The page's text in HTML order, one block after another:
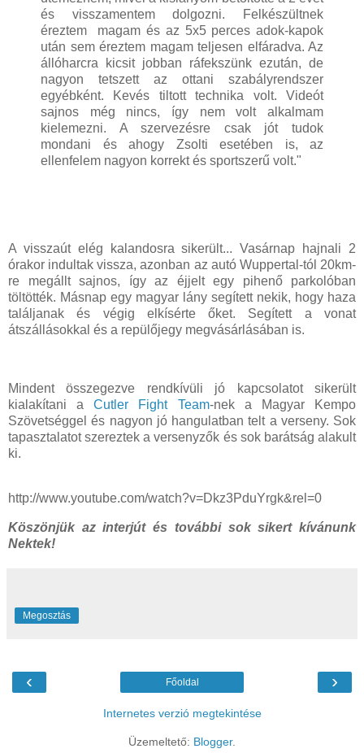
és visszamentem dolgozni. Felkészültnek
éreztem magam és az 5x5 perces adok-kapok
után sem éreztem magam teljesen elfáradva. Az
állóharcra kicsit jobban ráfekszünk ezután, de
nagyon tetszett az ottani szabályrendszer
egyébként. Kevés tiltott technika volt. Videót
sajnos még nincs, így nem volt alkalmam
kielemezni. A szervezésre csak jót tudok
mondani és ahogy Zsolti esetében is, az
ellenfelem nagyon korrekt és sportszerű volt."
A visszaút elég kalandosra sikerült... Vasárnap hajnali 2
órakor indultak vissza, azonban az autó Wuppertal-tól 20km-
re megállt sajnos, így az éjjelt egy pihenő parkolóban
töltötték. Másnap egy magyar lány segített nekik, hogy haza
találjanak és végig elkísérte őket. Segített a vonat
átszállásokkal és a repülőjegy megvásárlásában is.
Mindent összegezve rendkívüli jó kapcsolatot sikerült
kialakítani aCutler Fight Team-nek a Magyar Kempo
Szövetséggel és nagyon jó hangulatban telt a verseny. Sok
tapasztalatot szereztek a versenyzők és sok barátság alakult
ki.
http://www.youtube.com/watch?v=Dkz3PduYrgk&rel=0
Köszönjük az interjút és további sok sikert kívánunk
Nektek!
Megosztás
‹ ›
Főoldal
Internetes verzió megtekintése
Üzemeltető: Blogger.